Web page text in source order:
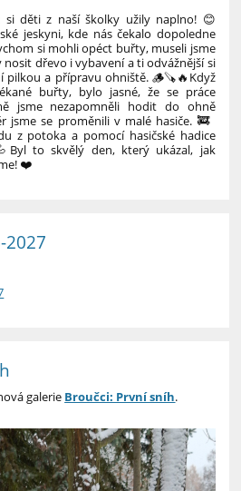
si děti z naší školky užily naplno! 😊
jeskyni, kde nás čekalo dopoledne
si mohli opéct buřty, museli jsme
dřevo i vybavení a ti odvážnější si
pilkou a přípravu ohniště. 🪵🪚🔥 Když
buřty, bylo jasné, že se práce
jsme nezapomněli hodit do ohně
jsme se proměnili v malé hasiče. 🚒
z potoka a pomocí hasičské hadice
Byl to skvělý den, který ukázal, jak
❤️
2027
galerie Broučci: První sníh.